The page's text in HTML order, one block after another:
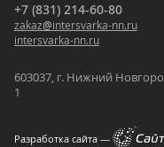
+7 (831) 214-60-80
zakaz@intersvarka-nn.ru
intersvarka-nn.ru
603037, г. Нижний
1
Разработка сайта —